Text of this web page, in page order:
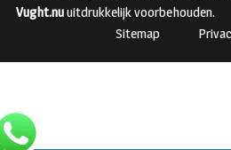
Vught.nuuitdrukkelijk voorbehouden.
Sitemap